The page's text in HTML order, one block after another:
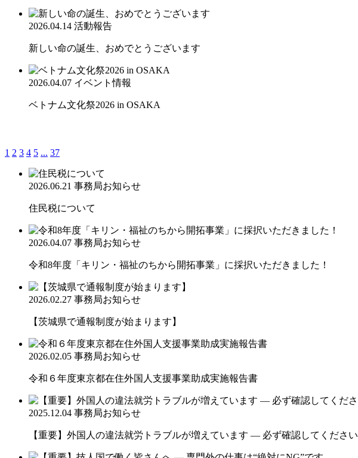
2026.04.14 活動報告
新しい命の誕生、おめでとうございます
2026.04.07 イベント情報
ベトナム文化祭2026 in OSAKA
1 2 3 4 5 ... 37
2026.06.21 事務局お知らせ
住民税について
2026.04.07 事務局お知らせ
令和8年度「キリン・福祉のちから開拓事業」に採択いただきました！
2026.02.27 事務局お知らせ
【茨城県で通報制度が始まります】
2026.02.05 事務局お知らせ
令和６年度東京都在住外国人支援事業助成実施報告書
2025.12.04 事務局お知らせ
【重要】外国人の違法就労トラブルが増えています ― 必ず確認してください